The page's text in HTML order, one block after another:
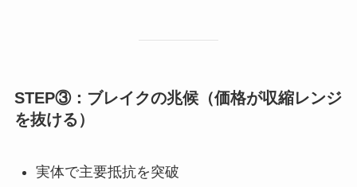
STEP③：ブレイクの兆候（価格が収縮レンジ
を抜ける）
実体で主要抵抗を突破